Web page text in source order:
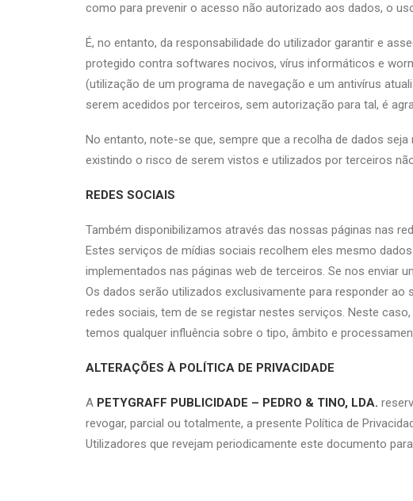
como para prevenir o acesso não autorizado aos dados, o
É, no entanto, da responsabilidade do utilizador garantir e
protegido contra softwares nocivos, vírus informáticos e
(utilização de um programa de navegação e um antivírus
serem acedidos por terceiros, sem autorização para tal, é
No entanto, note-se que, sempre que a recolha de dados
existindo o risco de serem vistos e utilizados por terceiros
REDES SOCIAIS
Também disponibilizamos através das nossas páginas nas
Estes serviços de mídias sociais recolhem eles mesmo
implementados nas páginas web de terceiros. Se nos enviar
Os dados serão utilizados exclusivamente para responder
redes sociais, tem de se registar nestes serviços. Neste
temos qualquer influência sobre o tipo, âmbito e
ALTERAÇÕES À POLÍTICA DE PRIVACIDADE
A PETYGRAFF PUBLICIDADE – PEDRO & TINO, LDA.
revogar, parcial ou totalmente, a presente Política de
Utilizadores que revejam periodicamente este documento